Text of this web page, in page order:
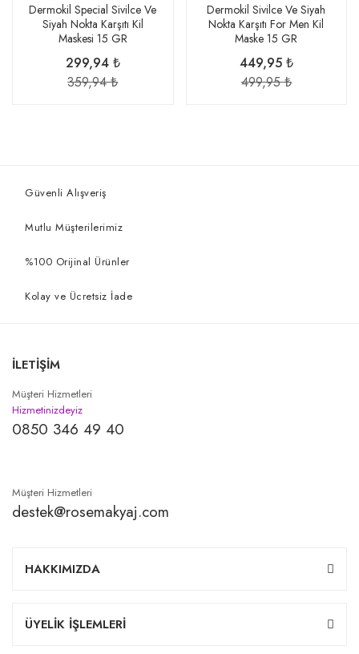
Dermokil Special Sivilce Ve
Siyah Nokta Karşıtı Kil
Maskesi 15 GR
299,94 ₺
359,94 ₺
Dermokil Sivilce Ve Siyah
Nokta Karşıtı For Men Kil
Maske 15 GR
449,95 ₺
499,95 ₺
Güvenli Alışveriş
Mutlu Müşterilerimiz
%100 Orijinal Ürünler
Kolay ve Ücretsiz İade
İLETİŞİM
Müşteri Hizmetleri
Hizmetinizdeyiz
0850 346 49 40
Müşteri Hizmetleri
destek@rosemakyaj.com
HAKKIMIZDA
ÜYELİK İŞLEMLERİ